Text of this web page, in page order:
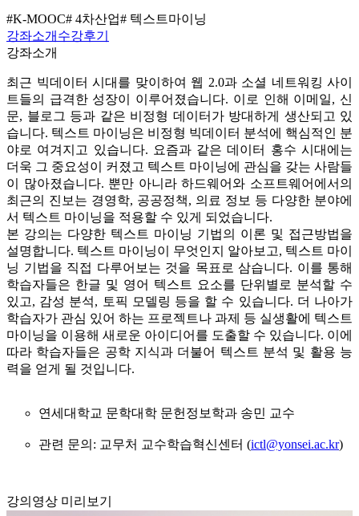
#K-MOOC# 4차산업# 텍스트마이닝
강좌소개 수강후기
강좌소개
최근 빅데이터 시대를 맞이하여 웹 2.0과 소셜 네트워킹 사이
트들의 급격한 성장이 이루어졌습니다. 이로 인해 이메일, 신
문, 블로그 등과 같은 비정형 데이터가 방대하게 생산되고 있
습니다. 텍스트 마이닝은 비정형 빅데이터 분석에 핵심적인 분
야로 여겨지고 있습니다. 요즘과 같은 데이터 홍수 시대에는
더욱 그 중요성이 커졌고 텍스트 마이닝에 관심을 갖는 사람들
이 많아졌습니다. 뿐만 아니라 하드웨어와 소프트웨어에서의
최근의 진보는 경영학, 공공정책, 의료 정보 등 다양한 분야에
서 텍스트 마이닝을 적용할 수 있게 되었습니다.
본 강의는 다양한 텍스트 마이닝 기법의 이론 및 접근방법을
설명합니다. 텍스트 마이닝이 무엇인지 알아보고, 텍스트 마이
닝 기법을 직접 다루어보는 것을 목표로 삼습니다. 이를 통해
학습자들은 한글 및 영어 텍스트 요소를 단위별로 분석할 수
있고, 감성 분석, 토픽 모델링 등을 할 수 있습니다. 더 나아가
학습자가 관심 있어 하는 프로젝트나 과제 등 실생활에 텍스트
마이닝을 이용해 새로운 아이디어를 도출할 수 있습니다. 이에
따라 학습자들은 공학 지식과 더불어 텍스트 분석 및 활용 능
력을 얻게 될 것입니다.
연세대학교 문학대학 문헌정보학과 송민 교수
관련 문의: 교무처 교수학습혁신센터 (ictl@yonsei.ac.kr)
강의영상 미리보기